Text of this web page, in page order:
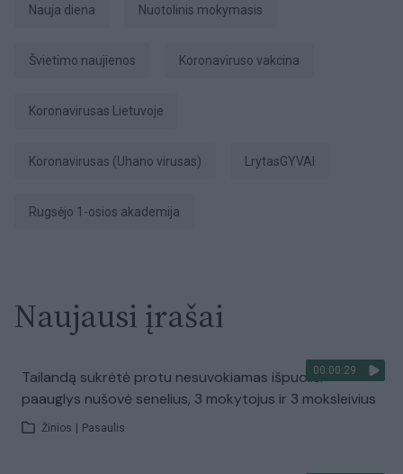
Nauja diena Nuotolinis mokymasis
Švietimo naujienos Koronaviruso vakcina
Koronavirusas Lietuvoje
koronavirusas (Uhano virusas) LrytasGYVAI
Rugsėjo 1-osios akademija
Naujausi įrašai
00:00:29
Tailandą sukrėtė protu nesuvokiamas išpuolis:
paauglys nušovė senelius, 3 mokytojus ir 3 moksleivius
Žinios Pasaulis